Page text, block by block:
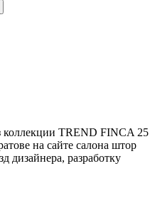
коллекции TREND FINCA 25
на сайте салона штор
дизайнера, разработку